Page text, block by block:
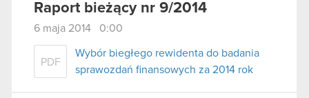
Raport bieżący nr 9/2014
6 maja 2014 0:00
PDF
Wybór biegłego rewidenta do badania
sprawozdań finansowych za 2014 rok